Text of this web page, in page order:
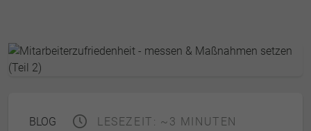
BLOG LESEZEIT: ~3 MINUTEN